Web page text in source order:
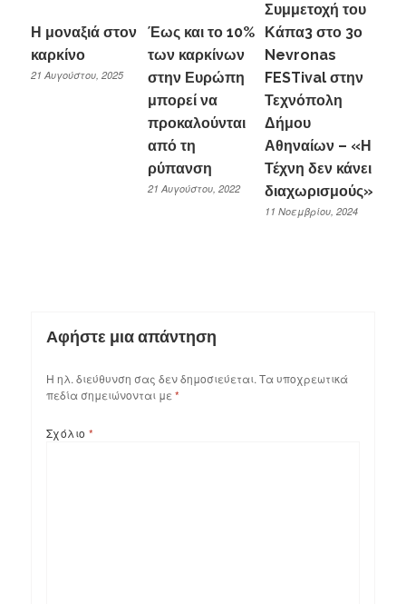
Η μοναξιά στον
καρκίνο
21 Αυγούστου, 2025
Έως και το 10%
των καρκίνων
στην Ευρώπη
μπορεί να
προκαλούνται
από τη
ρύπανση
21 Αυγούστου, 2022
Συμμετοχή του
Κάπα3 στο 3ο
Nevronas
FESTival στην
Τεχνόπολη
Δήμου
Αθηναίων – «Η
Τέχνη δεν κάνει
διαχωρισμούς»
11 Νοεμβρίου, 2024
Αφήστε μια απάντηση
Η ηλ. διεύθυνση σας δεν δημοσιεύεται. Τα υποχρεωτικά
πεδία σημειώνονται με *
Σχόλιο *